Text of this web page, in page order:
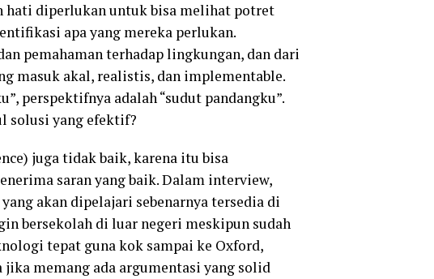
hati diperlukan untuk bisa melihat potret
apa yang mereka perlukan.
pemahaman terhadap lingkungan, dan dari
masuk akal, realistis, dan implementable.
perspektifnya adalah “sudut pandangku”.
solusi yang efektif?
juga tidak baik, karena itu bisa
saran yang baik. Dalam interview,
akan dipelajari sebenarnya tersedia di
bersekolah di luar negeri meskipun sudah
tepat guna kok sampai ke Oxford,
jika memang ada argumentasi yang solid